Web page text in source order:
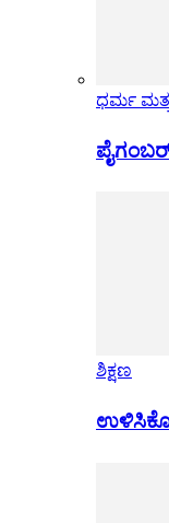
ಧರ್ಮ
ಶಿಕ್ಷಣ